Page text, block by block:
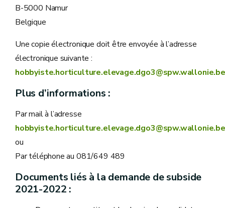
B-5000 Namur
Belgique
Une copie électronique doit être envoyée à l’adresse
électronique suivante :
hobbyiste.horticulture.elevage.dgo3@spw.wallonie.be
Plus d’informations :
Par mail à l’adresse
hobbyiste.horticulture.elevage.dgo3@spw.wallonie.be
ou
Par téléphone au 081/649 489
Documents liés à la demande de subside
2021-2022 :